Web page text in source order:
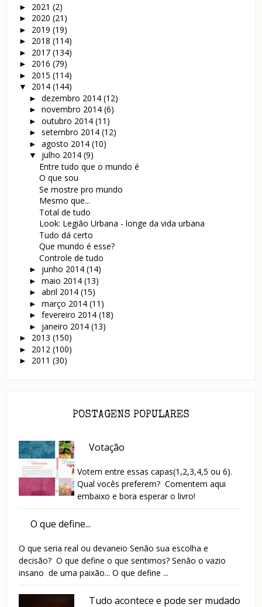
► 2021(2)
► 2020(21)
► 2019(19)
► 2018(114)
► 2017(134)
► 2016(79)
► 2015(114)
▼ 2014(144)
► dezembro 2014 (12)
► novembro 2014 (6)
► outubro 2014 (11)
► setembro 2014 (12)
► agosto 2014 (10)
▼ julho 2014 (9)
Entre tudo que o mundo é
O que sou
Se mostre pro mundo
Mesmo que...
Total de tudo
Look: Legião Urbana - longe da vida urbana
Tudo dá certo
Que mundo é esse?
Controle de tudo
► junho 2014 (14)
► maio 2014 (13)
► abril 2014 (15)
► março 2014 (11)
► fevereiro 2014 (18)
► janeiro 2014 (13)
► 2013(150)
► 2012(100)
► 2011(30)
POSTAGENS POPULARES
Votação
Votem entre essas capas(1,2,3,4,5 ou 6).
Qual vocês preferem? Comentem aqui
embaixo e bora esperar o livro!
O que define...
O que seria real ou devaneio Senão sua escolha e
decisão? O que define o que sentimos? Senão o vazio
insano de uma paixão... O que define ...
Tudo acontece e pode ser mudado